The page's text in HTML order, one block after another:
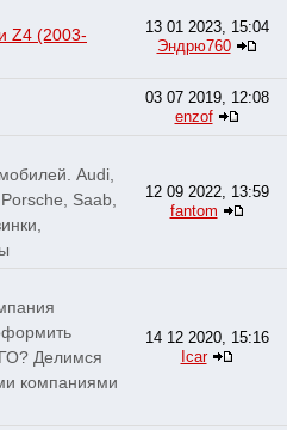
Z4 (2003-
13 01 2023, 15:04
Эндрю760
03 07 2019, 12:08
enzof
Audi,
Saab,
12 09 2022, 13:59
fantom
Делимся
компаниями
14 12 2020, 15:16
Icar